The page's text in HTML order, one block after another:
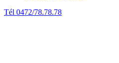
Tél 0472/78.78.78